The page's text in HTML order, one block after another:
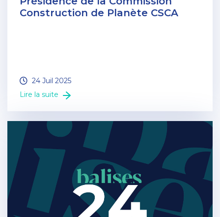
Construction de Planète CSCA
24 Juil 2025
Lire la suite